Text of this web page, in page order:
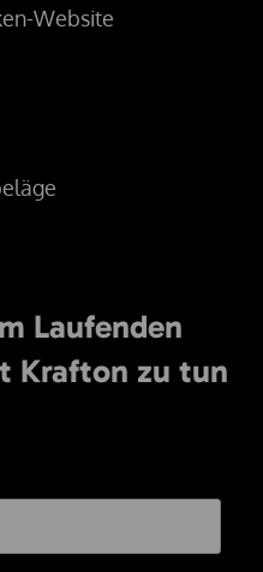
Website
Laufenden
Krafton zu tun